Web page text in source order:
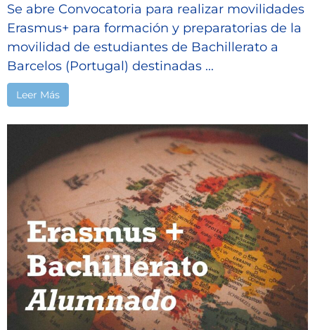
Se abre Convocatoria para realizar movilidades
Erasmus+ para formación y preparatorias de la
movilidad de estudiantes de Bachillerato a
Barcelos (Portugal) destinadas ...
Leer Más